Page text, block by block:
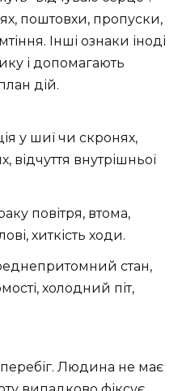
поштовхи, пропуски,
Інші ознаки іноді
і допомагають
дій.
у шиї чи скронях,
відчуття внутрішньої
повітря, втома,
хиткість ходи.
стан,
холодний піт,
Людина не має